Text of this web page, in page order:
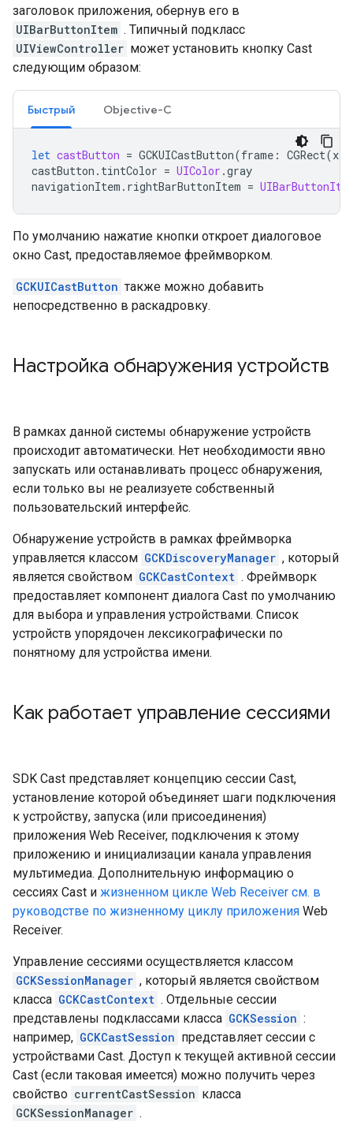
заголовок приложения, обернув его в
UIBarButtonItem . Типичный подкласс
UIViewController может установить кнопку Cast
следующим образом:
Быстрый Objective-C
let castButton = GCKUICastButton(frame : CGRect(x
castButton . tintColor = UIColor .gray
navigationItem . rightBarButtonItem =
По умолчанию нажатие кнопки откроет диалоговое
окно Cast, предоставляемое фреймворком.
GCKUICastButton также можно добавить
непосредственно в раскадровку.
Настройка обнаружения устройств
В рамках данной системы обнаружение устройств
происходит автоматически. Нет необходимости явно
запускать или останавливать процесс обнаружения,
если только вы не реализуете собственный
пользовательский интерфейс.
Обнаружение устройств в рамках фреймворка
управляется классом GCKDiscoveryManager , который
является свойством GCKCastContext . Фреймворк
предоставляет компонент диалога Cast по умолчанию
для выбора и управления устройствами. Список
устройств упорядочен лексикографически по
понятному для устройства имени.
Как работает управление сессиями
SDK Cast представляет концепцию сессии Cast,
установление которой объединяет шаги подключения
к устройству, запуска (или присоединения)
приложения Web Receiver, подключения к этому
приложению и инициализации канала управления
мультимедиа. Дополнительную информацию о
сессиях Cast и жизненном цикле Web Receiver см. в
руководстве по жизненному циклу приложения Web
Receiver.
Управление сессиями осуществляется классом
GCKSessionManager , который является свойством
класса GCKCastContext . Отдельные сессии
представлены подклассами класса GCKSession :
например, GCKCastSession представляет сессии с
устройствами Cast. Доступ к текущей активной сессии
Cast (если таковая имеется) можно получить через
свойство currentCastSession класса
GCKSessionManager .